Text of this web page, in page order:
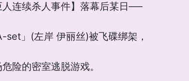
人连续杀人事件】落幕后某日──
set」(左岸 伊丽丝)被飞碟绑架，
险的密室逃脱游戏。